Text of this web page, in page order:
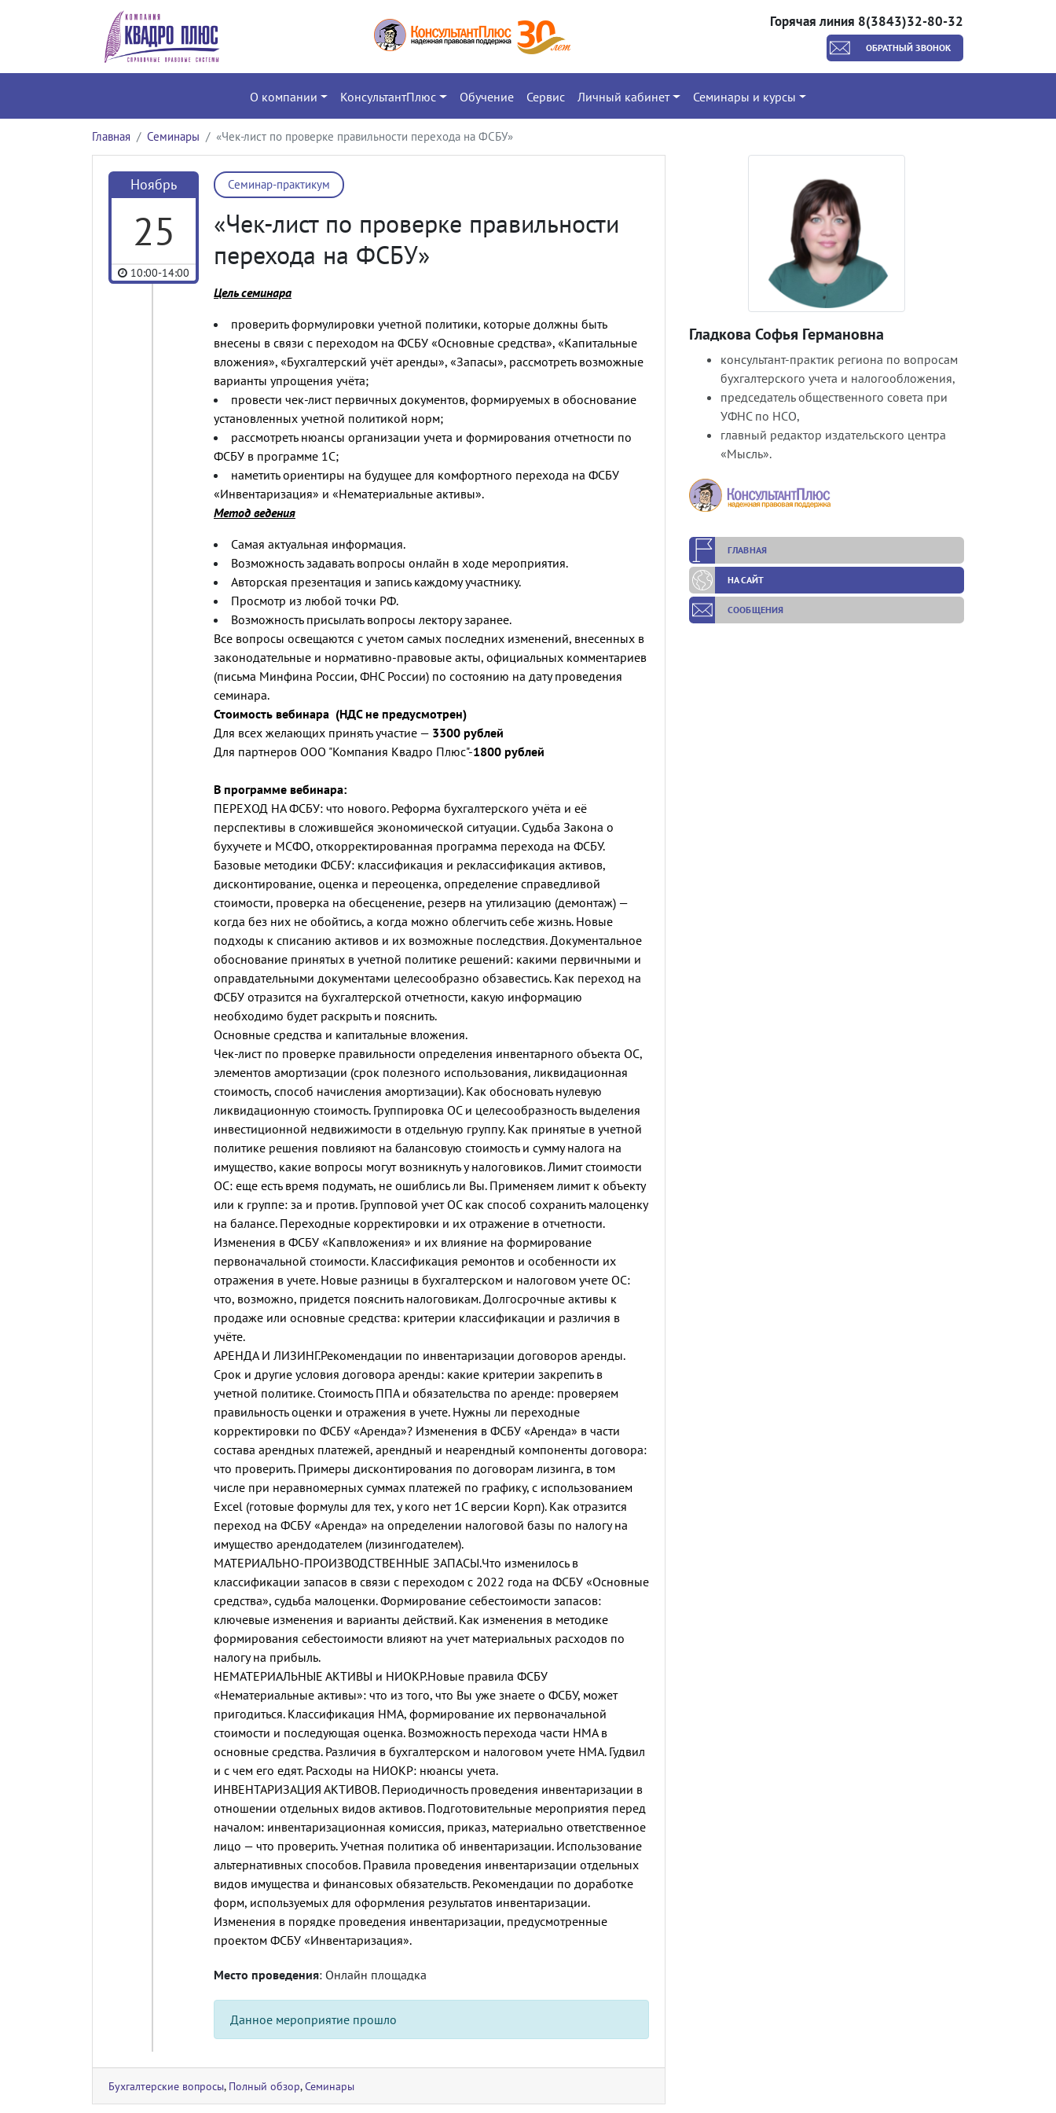
Горячая линия 8(3843)32-80-32
ОБРАТНЫЙ ЗВОНОК
О компании КонсультантПлюс Обучение Сервис Личный кабинет Семинары и курсы
Главная Семинары «Чек-лист по проверке правильности перехода на ФСБУ»
Ноябрь
25
10:00-14:00
Семинар-практикум
«Чек-лист по проверке правильности
перехода на ФСБУ»
Цель семинара
проверить формулировки учетной политики, которые должны быть
внесены в связи с переходом на ФСБУ «Основные средства», «Капитальные
вложения», «Бухгалтерский учёт аренды», «Запасы», рассмотреть возможные
варианты упрощения учёта;
провести чек-лист первичных документов, формируемых в обоснование
установленных учетной политикой норм;
рассмотреть нюансы организации учета и формирования отчетности по
ФСБУ в программе 1С;
наметить ориентиры на будущее для комфортного перехода на ФСБУ
«Инвентаризация» и «Нематериальные активы».
Метод ведения
Самая актуальная информация.
Возможность задавать вопросы онлайн в ходе мероприятия.
Авторская презентация и запись каждому участнику.
Просмотр из любой точки РФ.
Возможность присылать вопросы лектору заранее.
Все вопросы освещаются с учетом самых последних изменений, внесенных в
законодательные и нормативно-правовые акты, официальных комментариев
(письма Минфина России, ФНС России) по состоянию на дату проведения
семинара.
Стоимость вебинара (НДС не предусмотрен)
Для всех желающих принять участие — 3300 рублей
Для партнеров ООО "Компания Квадро Плюс"-1800 рублей
В программе вебинара:
ПЕРЕХОД НА ФСБУ: что нового. Реформа бухгалтерского учёта и её
перспективы в сложившейся экономической ситуации. Судьба Закона о
бухучете и МСФО, откорректированная программа перехода на ФСБУ.
Базовые методики ФСБУ: классификация и реклассификация активов,
дисконтирование, оценка и переоценка, определение справедливой
стоимости, проверка на обесценение, резерв на утилизацию (демонтаж) —
когда без них не обойтись, а когда можно облегчить себе жизнь. Новые
подходы к списанию активов и их возможные последствия. Документальное
обоснование принятых в учетной политике решений: какими первичными и
оправдательными документами целесообразно обзавестись. Как переход на
ФСБУ отразится на бухгалтерской отчетности, какую информацию
необходимо будет раскрыть и пояснить.
Основные средства и капитальные вложения.
Чек-лист по проверке правильности определения инвентарного объекта ОС,
элементов амортизации (срок полезного использования, ликвидационная
стоимость, способ начисления амортизации). Как обосновать нулевую
ликвидационную стоимость. Группировка ОС и целесообразность выделения
инвестиционной недвижимости в отдельную группу. Как принятые в учетной
политике решения повлияют на балансовую стоимость и сумму налога на
имущество, какие вопросы могут возникнуть у налоговиков. Лимит стоимости
ОС: еще есть время подумать, не ошиблись ли Вы. Применяем лимит к объекту
или к группе: за и против. Групповой учет ОС как способ сохранить малоценку
на балансе. Переходные корректировки и их отражение в отчетности.
Изменения в ФСБУ «Капвложения» и их влияние на формирование
первоначальной стоимости. Классификация ремонтов и особенности их
отражения в учете. Новые разницы в бухгалтерском и налоговом учете ОС:
что, возможно, придется пояснить налоговикам. Долгосрочные активы к
продаже или основные средства: критерии классификации и различия в
учёте.
АРЕНДА И ЛИЗИНГ.Рекомендации по инвентаризации договоров аренды.
Срок и другие условия договора аренды: какие критерии закрепить в
учетной политике. Стоимость ППА и обязательства по аренде: проверяем
правильность оценки и отражения в учете. Нужны ли переходные
корректировки по ФСБУ «Аренда»? Изменения в ФСБУ «Аренда» в части
состава арендных платежей, арендный и неарендный компоненты договора:
что проверить. Примеры дисконтирования по договорам лизинга, в том
числе при неравномерных суммах платежей по графику, с использованием
Excel (готовые формулы для тех, у кого нет 1С версии Корп). Как отразится
переход на ФСБУ «Аренда» на определении налоговой базы по налогу на
имущество арендодателем (лизингодателем).
МАТЕРИАЛЬНО-ПРОИЗВОДСТВЕННЫЕ ЗАПАСЫ.Что изменилось в
классификации запасов в связи с переходом с 2022 года на ФСБУ «Основные
средства», судьба малоценки. Формирование себестоимости запасов:
ключевые изменения и варианты действий. Как изменения в методике
формирования себестоимости влияют на учет материальных расходов по
налогу на прибыль.
НЕМАТЕРИАЛЬНЫЕ АКТИВЫ и НИОКР.Новые правила ФСБУ
«Нематериальные активы»: что из того, что Вы уже знаете о ФСБУ, может
пригодиться. Классификация НМА, формирование их первоначальной
стоимости и последующая оценка. Возможность перехода части НМА в
основные средства. Различия в бухгалтерском и налоговом учете НМА. Гудвил
и с чем его едят. Расходы на НИОКР: нюансы учета.
ИНВЕНТАРИЗАЦИЯ АКТИВОВ. Периодичность проведения инвентаризации в
отношении отдельных видов активов. Подготовительные мероприятия перед
началом: инвентаризационная комиссия, приказ, материально ответственное
лицо — что проверить. Учетная политика об инвентаризации. Использование
альтернативных способов. Правила проведения инвентаризации отдельных
видов имущества и финансовых обязательств. Рекомендации по доработке
форм, используемых для оформления результатов инвентаризации.
Изменения в порядке проведения инвентаризации, предусмотренные
проектом ФСБУ «Инвентаризация».
Место проведения: Онлайн площадка
Данное мероприятие прошло
Бухгалтерские вопросы, Полный обзор,Семинары
Гладкова Софья Германовна
консультант-практик региона по вопросам
бухгалтерского учета и налогообложения,
председатель общественного совета при
УФНС по НСО,
главный редактор издательского центра
«Мысль».
ГЛАВНАЯ
НА САЙТ
СООБЩЕНИЯ